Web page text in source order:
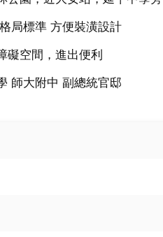
局標準 方便裝潢設計
礙空間，進出便利
師大附中 副總統官邸